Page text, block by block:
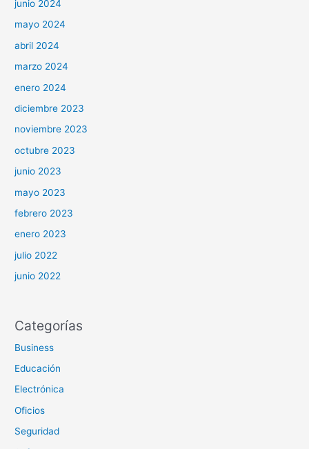
junio 2024
mayo 2024
abril 2024
marzo 2024
enero 2024
diciembre 2023
noviembre 2023
octubre 2023
junio 2023
mayo 2023
febrero 2023
enero 2023
julio 2022
junio 2022
Categorías
Business
Educación
Electrónica
Oficios
Seguridad